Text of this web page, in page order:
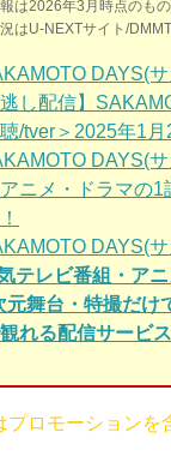
は2026年3月時点のもの
はU-NEXTサイト/
DAYS(
逃し配信】
/tver＞2025年1
DAYS(
ニメ・ドラマの
DAYS(
テレビ番組・ア
元舞台・特撮だけ
れる配信サービ
ロモーションを